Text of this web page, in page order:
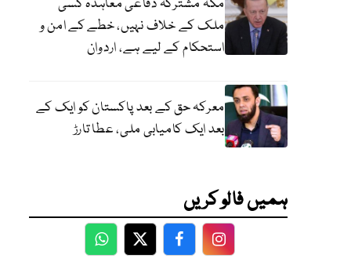
مکہ مشترکہ دفاعی معاہدہ کسی
ملک کے خلاف نہیں، خطے کے امن و
استحکام کے لیے ہے، اردوان
معرکہ حق کے بعد پاکستان کو ایک کے
بعد ایک کامیابی ملی، عطا تارڑ
ہمیں فالو کریں
WhatsApp
TwitterFacebookFacebook